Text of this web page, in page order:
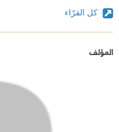
كل القرّاء
المؤلف